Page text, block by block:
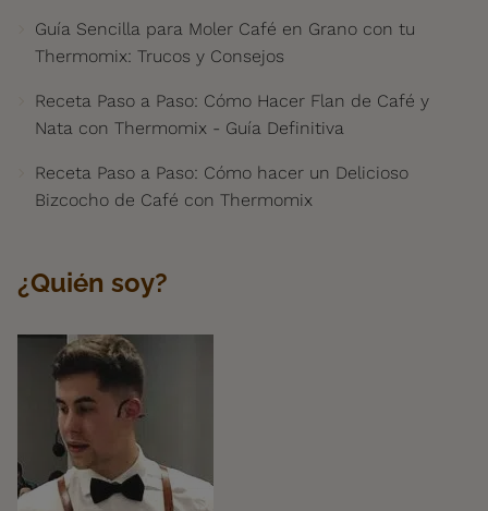
Guía Sencilla para Moler Café en Grano con tu
Thermomix: Trucos y Consejos
Receta Paso a Paso: Cómo Hacer Flan de Café y
Nata con Thermomix - Guía Definitiva
Receta Paso a Paso: Cómo hacer un Delicioso
Bizcocho de Café con Thermomix
¿Quién soy?